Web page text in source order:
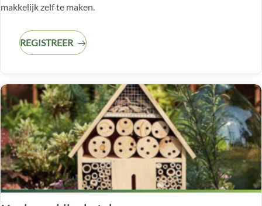
makkelijk zelf te maken.
REGISTREER